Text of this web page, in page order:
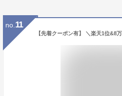
no. 11